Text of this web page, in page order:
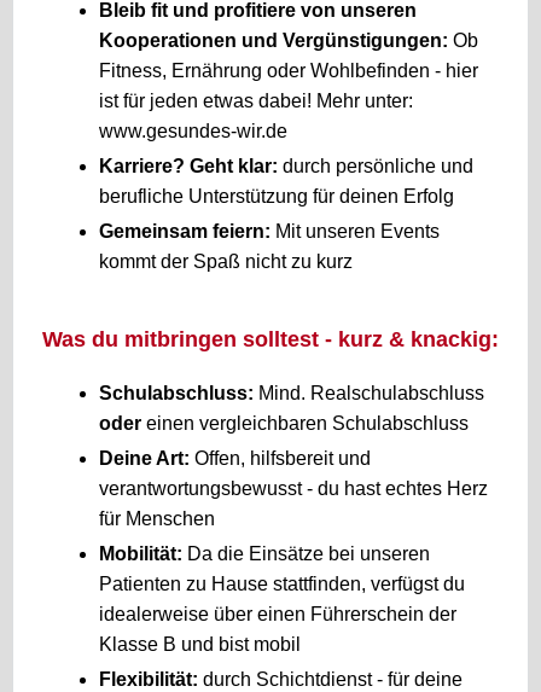
Bleib fit und profitiere von unseren
Kooperationen und Vergünstigungen: Ob
Fitness, Ernährung oder Wohlbefinden - hier
ist für jeden etwas dabei! Mehr unter:
www.gesundes-wir.de
Karriere? Geht klar: durch persönliche und
berufliche Unterstützung für deinen Erfolg
Gemeinsam feiern: Mit unseren Events
kommt der Spaß nicht zu kurz
Was du mitbringen solltest - kurz & knackig:
Schulabschluss: Mind. Realschulabschluss
oder einen vergleichbaren Schulabschluss
Deine Art: Offen, hilfsbereit und
verantwortungsbewusst - du hast echtes Herz
für Menschen
Mobilität: Da die Einsätze bei unseren
Patienten zu Hause stattfinden, verfügst du
idealerweise über einen Führerschein der
Klasse B und bist mobil
Flexibilität: durch Schichtdienst - für deine